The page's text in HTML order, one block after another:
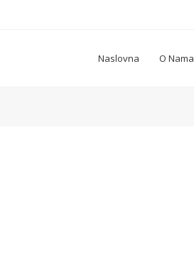
Naslovna O Nama